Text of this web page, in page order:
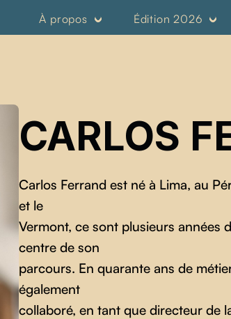
À propos Édition 2026
CARLOS
Carlos Ferrand est né à Lima, au
et le
Vermont, ce sont plusieurs années
centre de son
parcours. En quarante ans de
également
collaboré, en tant que directeur de